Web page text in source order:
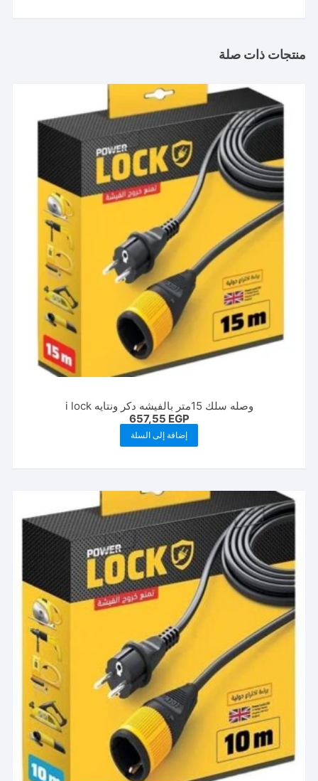
منتجات ذات صلة
وصله سلك 15متر بالفيشه دكر ونتايه i lock
657,55 EGP
إضافة إلى السلة